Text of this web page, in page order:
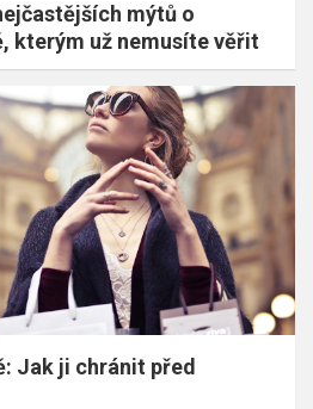
mýtů o
kterým už nemusíte věřit
Jak ji chránit před